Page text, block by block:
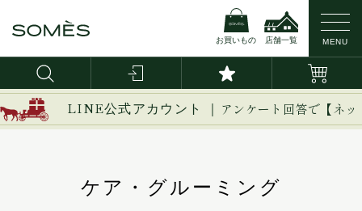
お買いもの 店舗一覧 MENU
LINE公式アカウント ｜ アンケート回答で【ネ
ケア・グルーミング
新作
財布
ブライドルレザー
カーフレザー
イージー
イノベーション
ウーブン